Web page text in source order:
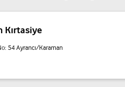
Kırtasiye
54 Ayrancı/Karaman